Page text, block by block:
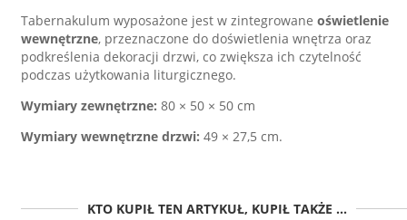
Tabernakulum wyposażone jest w zintegrowane oświetlenie
wewnętrzne, przeznaczone do doświetlenia wnętrza oraz
podkreślenia dekoracji drzwi, co zwiększa ich czytelność
podczas użytkowania liturgicznego.
Wymiary zewnętrzne: 80 × 50 × 50 cm
Wymiary wewnętrzne drzwi: 49 × 27,5 cm.
KTO KUPIŁ TEN ARTYKUŁ, KUPIŁ TAKŻE ...